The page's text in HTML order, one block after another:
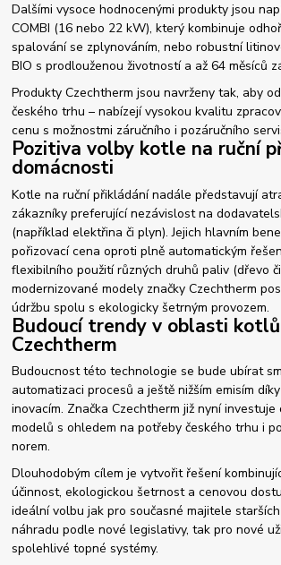
Dalšími vysoce hodnocenými produkty jsou
COMBI (16 nebo 22 kW), který kombinuje
spalování se zplynováním, nebo robustní
BIO s prodlouženou životností a až 64 měsíců
Produkty Czechtherm jsou navrženy tak, aby
českého trhu – nabízejí vysokou kvalitu
cenu s možnostmi záručního i pozáručního
Pozitiva volby kotle na ruční
domácnosti
Kotle na ruční přikládání nadále představují
zákazníky preferující nezávislost na
(například elektřina či plyn). Jejich hlavním
pořizovací cena oproti plně automatickým
flexibilního použití různých druhů paliv (dřevo
modernizované modely značky Czechtherm
údržbu spolu s ekologicky šetrným provozem.
Budoucí trendy v oblasti
Czechtherm
Budoucnost této technologie se bude ubírat
automatizaci procesů a ještě nižším emisím
inovacím. Značka Czechtherm již nyní investuje
modelů s ohledem na potřeby českého trhu i
norem.
Dlouhodobým cílem je vytvořit řešení
účinnost, ekologickou šetrnost a cenovou
ideální volbu jak pro současné majitele
náhradu podle nové legislativy, tak pro nové
spolehlivé topné systémy.